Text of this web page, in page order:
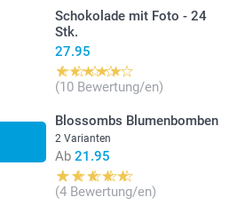
Schokolade mit Foto - 24
Stk.
27.95
(10 Bewertung/en)
Blossombs Blumenbomben
2 Varianten
Ab 21.95
(4 Bewertung/en)